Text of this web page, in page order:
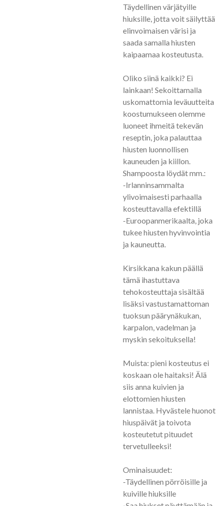
Täydellinen värjätyille
hiuksille, jotta voit säilyttää
elinvoimaisen värisi ja
saada samalla hiusten
kaipaamaa kosteutusta.
Oliko siinä kaikki? Ei
lainkaan! Sekoittamalla
uskomattomia leväuutteita
koostumukseen olemme
luoneet ihmeitä tekevän
reseptin, joka palauttaa
hiusten luonnollisen
kauneuden ja kiillon.
Shampoosta löydät mm.:
-Irlanninsammalta
ylivoimaisesti parhaalla
kosteuttavalla efektillä
-Euroopanmerikaalta, joka
tukee hiusten hyvinvointia
ja kauneutta.
Kirsikkana kakun päällä
tämä ihastuttava
tehokosteuttaja sisältää
lisäksi vastustamattoman
tuoksun päärynäkukan,
karpalon, vadelman ja
myskin sekoituksella!
Muista: pieni kosteutus ei
koskaan ole haitaksi! Älä
siis anna kuivien ja
elottomien hiusten
lannistaa. Hyvästele huonot
hiuspäivät ja toivota
kosteutetut pituudet
tervetulleeksi!
Ominaisuudet:
-Täydellinen pörröisille ja
kuiville hiuksille